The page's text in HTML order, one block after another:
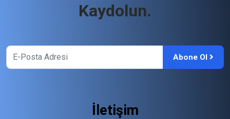
Kaydolun.
Abone Ol
İletişim